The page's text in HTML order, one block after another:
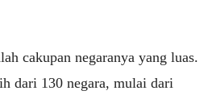
cakupan negaranya yang luas.
dari 130 negara, mulai dari